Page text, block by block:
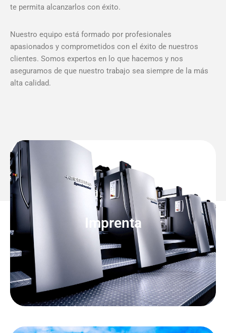
te permita alcanzarlos con éxito.
Nuestro equipo está formado por profesionales
apasionados y comprometidos con el éxito de nuestros
clientes. Somos expertos en lo que hacemos y nos
aseguramos de que nuestro trabajo sea siempre de la más
alta calidad.
Imprenta